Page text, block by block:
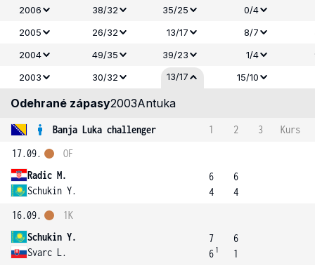
2006
38/32 35/25 0/4
2005
26/32 13/17 8/7
2004
49/35 39/23 1/4
2003
30/32 13/17 15/10
Odehrané zápasy2003Antuka
Banja Luka challenger 1 2 3
Kurs
17.09.
Radic M.
Schukin Y.
OF
6
4
6
4
16.09.
Schukin Y.
Svarc L.
1K
7
6 1
6
1